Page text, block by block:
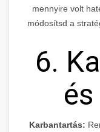
mennyire volt
módosítsd a
6.
Karbantartás: